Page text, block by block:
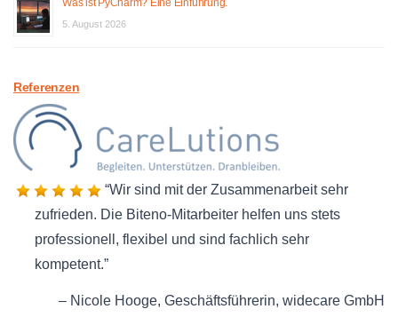
5. August 2026
Referenzen
Wir sind mit der Zusammenarbeit sehr
zufrieden. Die Biteno-Mitarbeiter helfen uns stets
professionell, flexibel und sind fachlich sehr
kompetent.
Nicole Hooge Geschäftsführerin widecare GmbH